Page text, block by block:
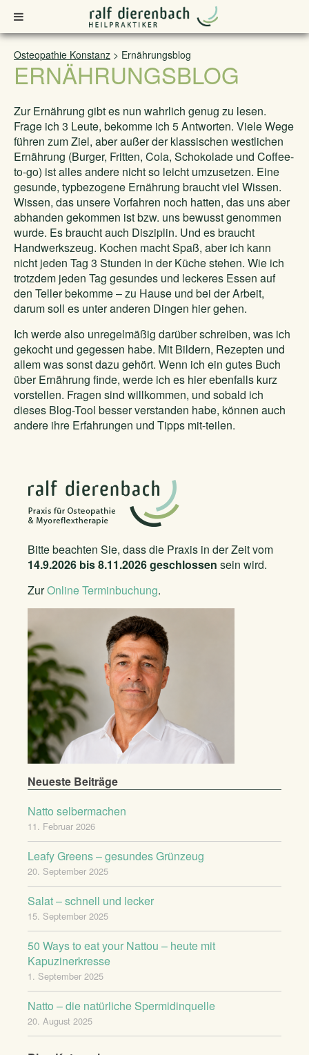
Osteopathie Konstanz > Ernährungsblog
ERNÄHRUNGSBLOG
Zur Ernährung gibt es nun wahrlich genug zu lesen.
Frage ich 3 Leute, bekomme ich 5 Antworten. Viele Wege
führen zum Ziel, aber außer der klassischen westlichen
Ernährung (Burger, Fritten, Cola, Schokolade und Coffee-
to-go) ist alles andere nicht so leicht umzusetzen. Eine
gesunde, typbezogene Ernährung braucht viel Wissen.
Wissen, das unsere Vorfahren noch hatten, das uns aber
abhanden gekommen ist bzw. uns bewusst genommen
wurde. Es braucht auch Disziplin. Und es braucht
Handwerkszeug. Kochen macht Spaß, aber ich kann
nicht jeden Tag 3 Stunden in der Küche stehen. Wie ich
trotzdem jeden Tag gesundes und leckeres Essen auf
den Teller bekomme – zu Hause und bei der Arbeit,
darum soll es unter anderen Dingen hier gehen.
Ich werde also unregelmäßig darüber schreiben, was ich
gekocht und gegessen habe. Mit Bildern, Rezepten und
allem was sonst dazu gehört. Wenn ich ein gutes Buch
über Ernährung finde, werde ich es hier ebenfalls kurz
vorstellen. Fragen sind willkommen, und sobald ich
dieses Blog-Tool besser verstanden habe, können auch
andere ihre Erfahrungen und Tipps mit-teilen.
Bitte beachten Sie, dass die Praxis in der Zeit vom
14.9.2026 bis 8.11.2026 geschlossen sein wird.
ZurOnline Terminbuchung.
Neueste Beiträge
Natto selbermachen
11. Februar 2026
Leafy Greens – gesundes Grünzeug
20. September 2025
Salat – schnell und lecker
15. September 2025
50 Ways to eat your Nattou – heute mit
Kapuzinerkresse
1. September 2025
Natto – die natürliche Spermidinquelle
20. August 2025